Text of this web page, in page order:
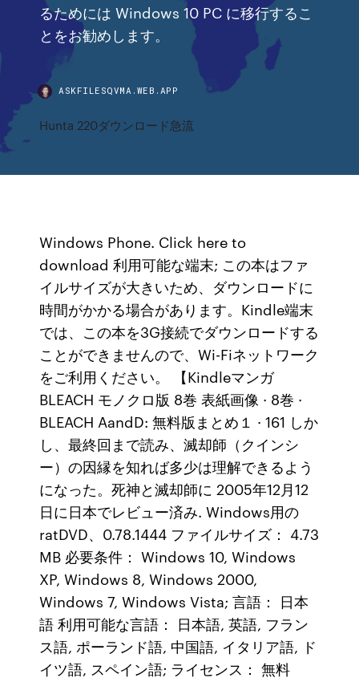
るためには Windows 10 PC に移行するこ
とをお勧めします。
ASKFILESQVMA.WEB.APP
Hunta 220ダウンロード急流
Windows Phone. Click here to
download 利用可能な端末; この本はファ
イルサイズが大きいため、ダウンロードに
時間がかかる場合があります。Kindle端末
では、この本を3G接続でダウンロードする
ことができませんので、Wi-Fiネットワーク
をご利用ください。 【Kindleマンガ
BLEACH モノクロ版 8巻 表紙画像 · 8巻 ·
BLEACH AandD: 無料版まとめ１ · 161 しか
し、最終回まで読み、滅却師（クインシ
ー）の因縁を知れば多少は理解できるよう
になった。死神と滅却師に 2005年12月12
日に日本でレビュー済み. Windows用の
ratDVD、0.78.1444 ファイルサイズ： 4.73
MB 必要条件： Windows 10, Windows
XP, Windows 8, Windows 2000,
Windows 7, Windows Vista; 言語： 日本
語 利用可能な言語： 日本語, 英語, フラン
ス語, ポーランド語, 中国語, イタリア語, ド
イツ語, スペイン語; ライセンス： 無料